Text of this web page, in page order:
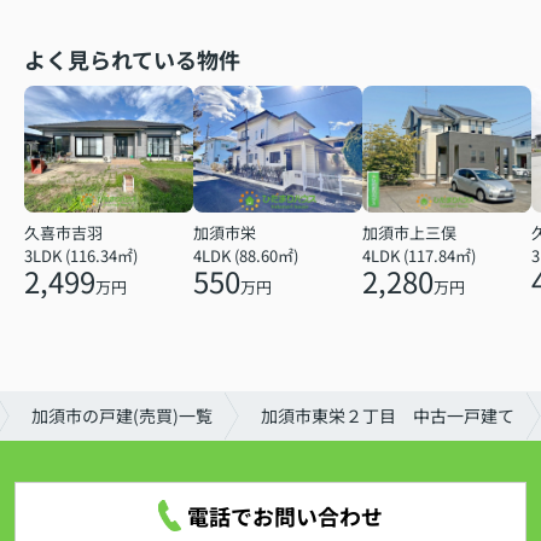
よく見られている物件
久喜市吉羽
3LDK (116.34㎡)
2,499万円
加須市栄
4LDK (88.60㎡)
550万円
加須市上三俣
4LDK (117.84㎡)
2,280万円
加須市の戸建(売買)一覧 加須市東栄２丁目 中古一戸建て
電話でお問い合わせ